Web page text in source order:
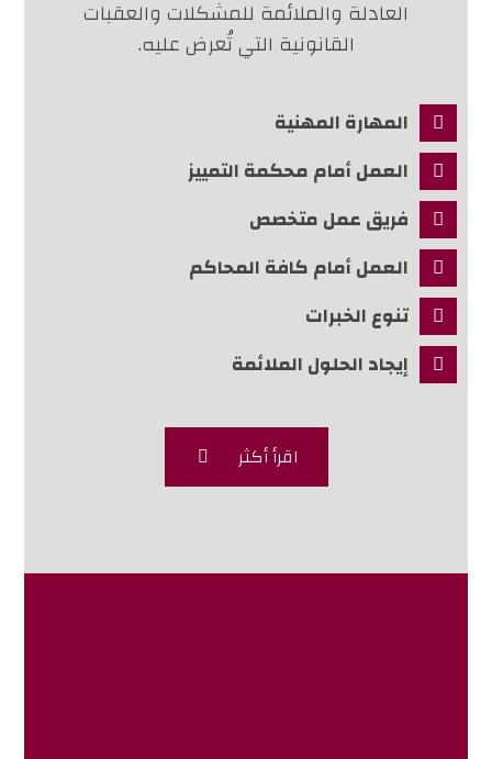
العادلة والملائمة للمشكلات والعقبات
القانونية التي تُعرض عليه.
المهارة المهنية
العمل أمام محكمة التمييز
فريق عمل متخصص
العمل أمام كافة المحاكم
تنوع الخبرات
إيجاد الحلول الملائمة
اقرأ أكثر